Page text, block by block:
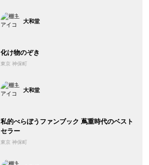
大和堂
化け物のぞき
東京 神保町
大和堂
私的べらぼうファンブック 蔦重時代のベスト
セラー
東京 神保町